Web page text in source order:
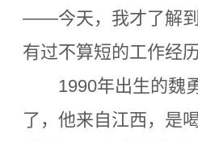
——今天，我才了解
有过不算短的工作经历
1990年出生的魏
了，他来自江西，是